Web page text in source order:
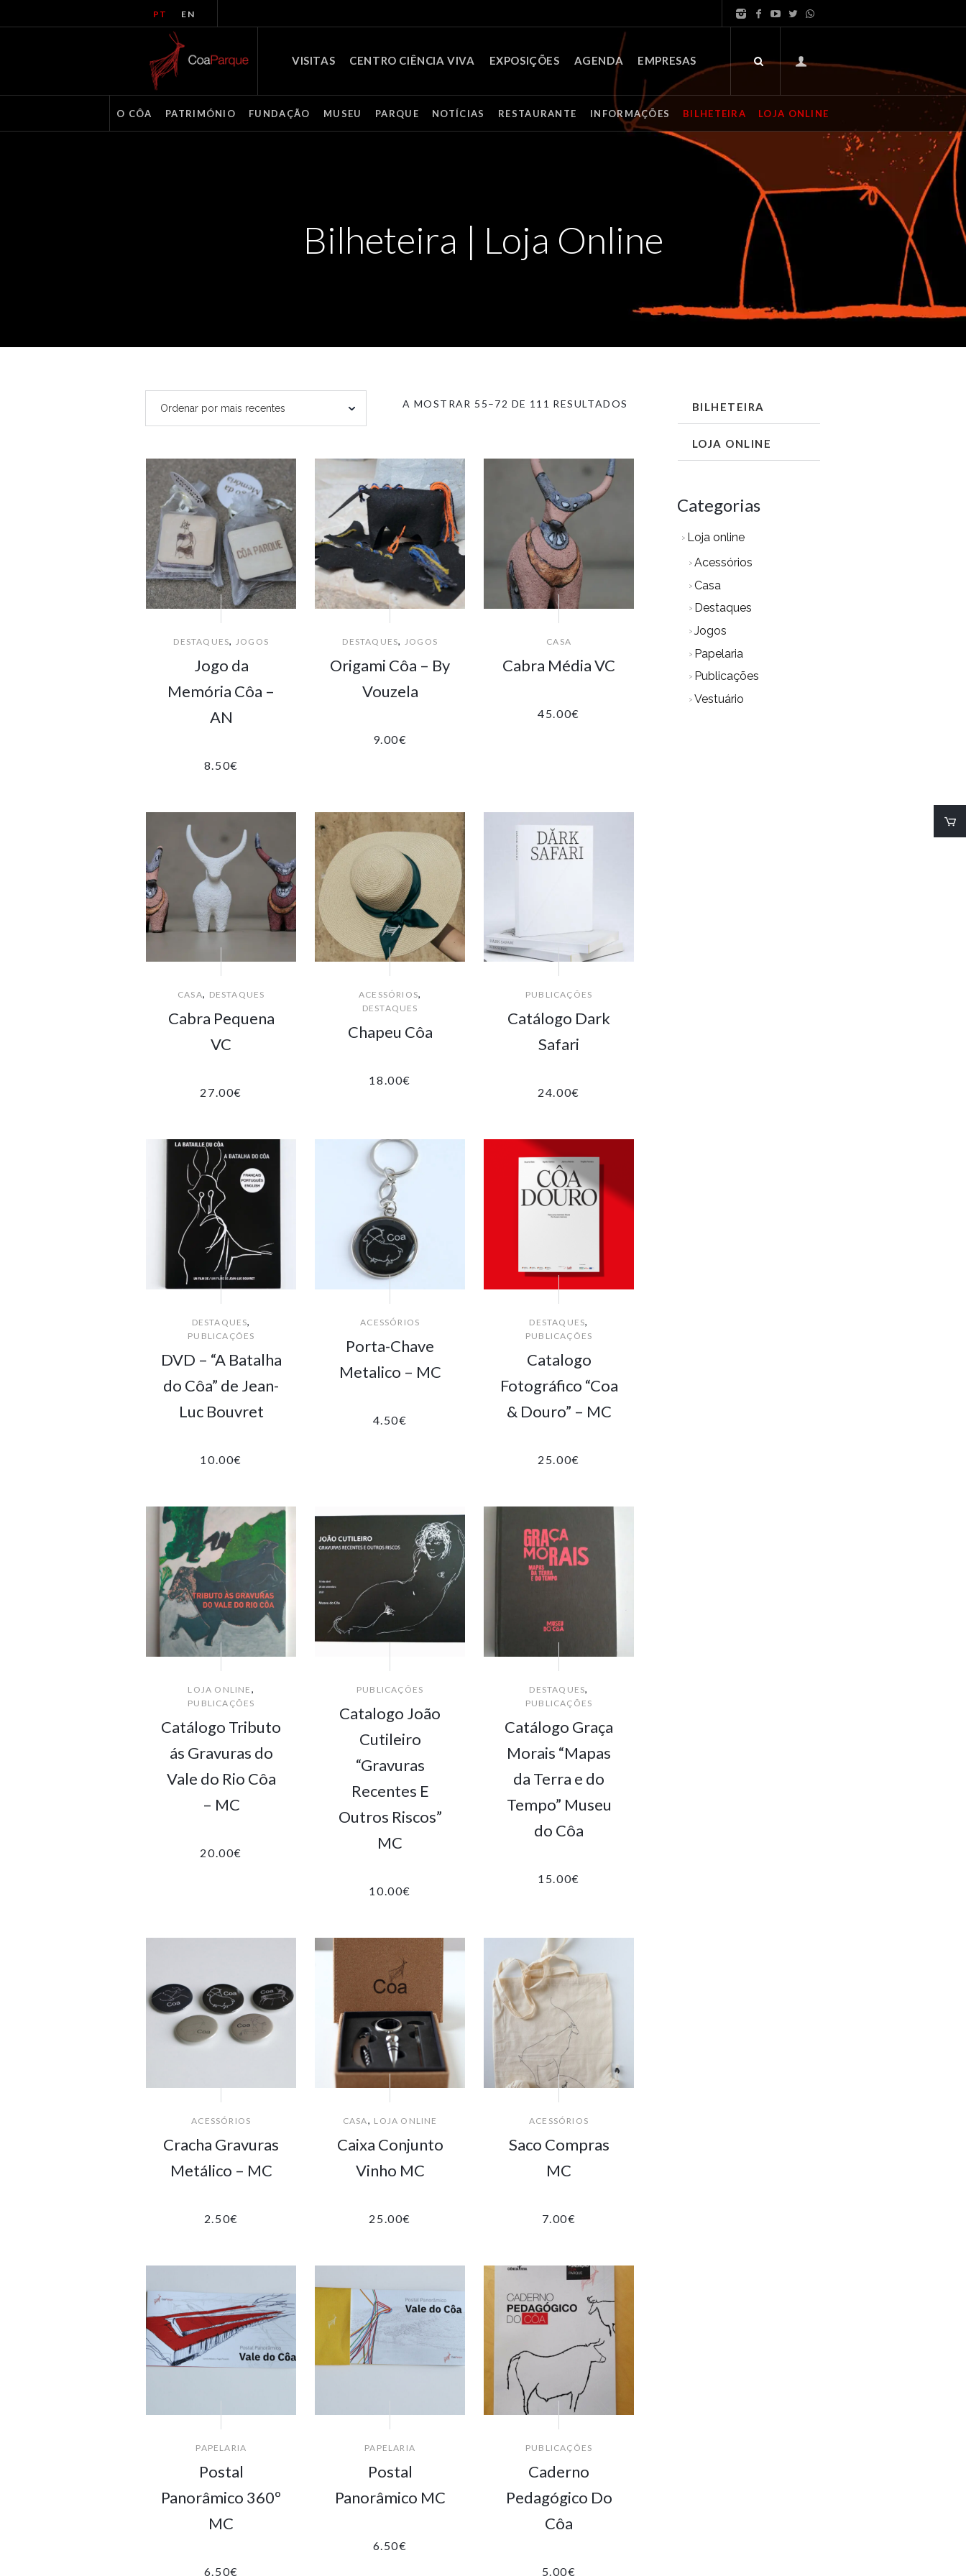
PT EN
VISITAS CENTRO CIÊNCIA VIVA EXPOSIÇÕES AGENDA EMPRESAS
O CÔA PATRIMÓNIO FUNDAÇÃO MUSEU PARQUE NOTÍCIAS RESTAURANTE INFORMAÇÕES BILHETEIRA LOJA ONLINE
Bilheteira | Loja Online
A MOSTRAR 55–72 DE 111 RESULTADOS ORDENADO
DESTAQUES, JOGOS
Jogo da
Memória Côa –
AN
8.50€
DESTAQUES, JOGOS
Origami Côa – By
Vouzela
9.00€
CASA
Cabra Média VC
45.00€
CASA, DESTAQUES
Cabra Pequena
VC
27.00€
ACESSÓRIOS,
DESTAQUES
Chapeu Côa
18.00€
PUBLICAÇÕES
Catálogo Dark
Safari
24.00€
DESTAQUES,
PUBLICAÇÕES
DVD – “A Batalha
do Côa” de Jean-
Luc Bouvret
10.00€
ACESSÓRIOS
Porta-Chave
Metalico – MC
4.50€
DESTAQUES,
PUBLICAÇÕES
Catalogo
Fotográfico “Coa
& Douro” – MC
25.00€
LOJA ONLINE ,
PUBLICAÇÕES
Catálogo Tributo
ás Gravuras do
Vale do Rio Côa
– MC
20.00€
PUBLICAÇÕES
Catalogo João
Cutileiro
“Gravuras
Recentes E
Outros Riscos”
MC
10.00€
DESTAQUES,
PUBLICAÇÕES
Catálogo Graça
Morais “Mapas
da Terra e do
Tempo” Museu
do Côa
15.00€
ACESSÓRIOS
Cracha Gravuras
Metálico – MC
2.50€
CASA, LOJA ONLINE
Caixa Conjunto
Vinho MC
25.00€
ACESSÓRIOS
Saco Compras
MC
7.00€
PAPELARIA
Postal
Panorâmico 360º
MC
6.50€
PAPELARIA
Postal
Panorâmico MC
6.50€
PUBLICAÇÕES
Caderno
Pedagógico Do
Côa
5.00€
BILHETEIRA
LOJA ONLINE
Categorias
Loja online
Acessórios
Casa
Destaques
Jogos
Papelaria
Publicações
Vestuário